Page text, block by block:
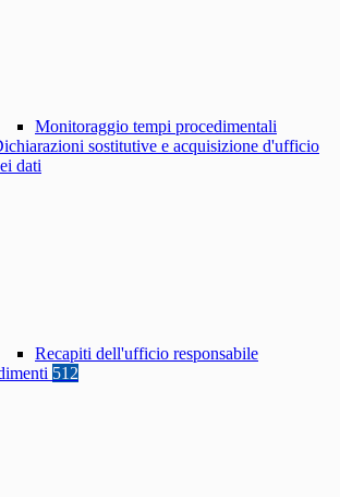
Monitoraggio tempi procedimentali
sostitutive e acquisizione d'ufficio
dati
Recapiti dell'ufficio responsabile
512